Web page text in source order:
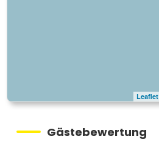
Leaflet
Gästebewertung